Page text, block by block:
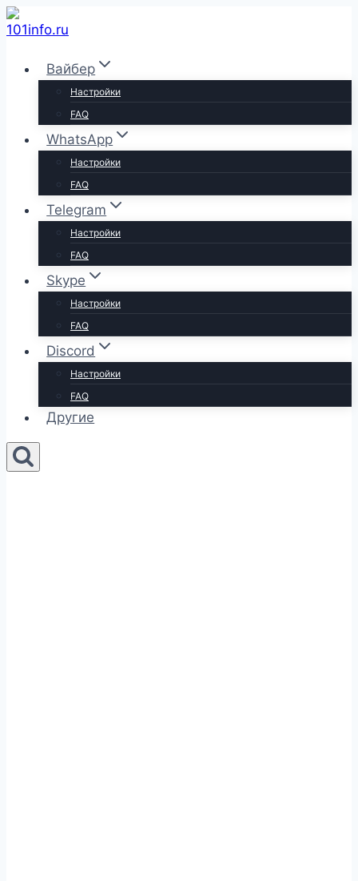
Перейти
к
содержимому
Вайбер
Настройки
FAQ
WhatsApp
Настройки
FAQ
Telegram
Настройки
FAQ
Skype
Настройки
FAQ
Discord
Настройки
FAQ
Другие